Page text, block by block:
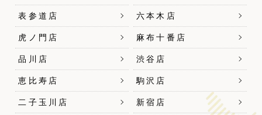
表参道店 六本木店
虎ノ門店 麻布十番店
品川店 渋谷店
恵比寿店 駒沢店
二子玉川店 新宿店